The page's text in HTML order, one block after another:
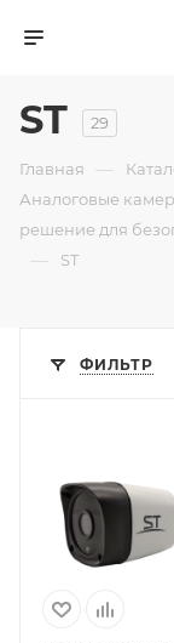
ST 29
Главная —
Аналоговые
решение для
— ST
ФИЛЬТР